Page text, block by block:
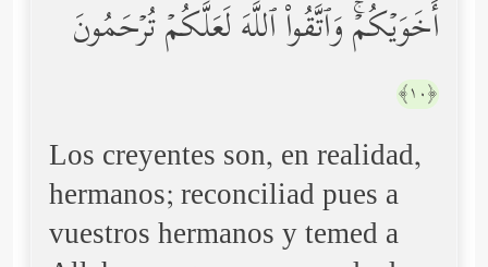
أَخَوَیۡكُمۡۚ وَٱتَّقُواْ ٱللَّهَ لَعَلَّكُمۡ تُرۡحَمُونَ
﴿١٠﴾
Los creyentes son, en realidad,
hermanos; reconciliad pues a
vuestros hermanos y temed a